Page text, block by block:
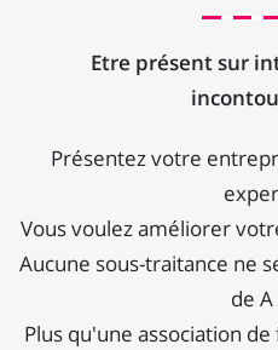
Etre présent sur
Présentez votre
Vous voulez améliorer
Aucune sous-traitance ne
de A
Plus qu'une association